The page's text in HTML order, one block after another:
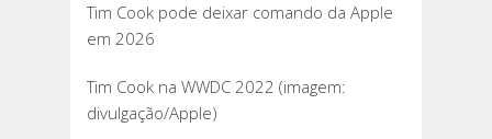
COOK
DA
Tim Cook pode deixar comando da Apple
em 2026
Tim Cook na WWDC 2022 (imagem:
divulgação/Apple)